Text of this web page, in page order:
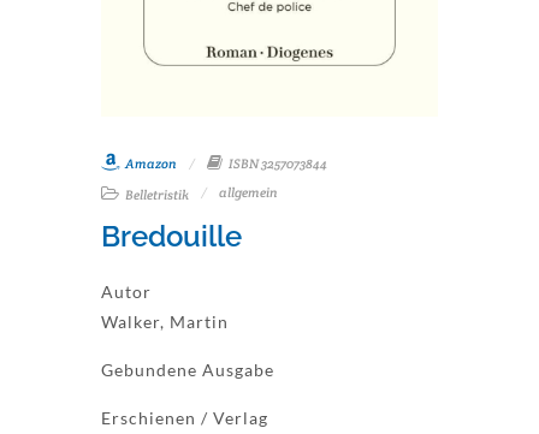
Amazon
ISBN 3257073844
Belletristik
allgemein
Bredouille
Autor
Walker, Martin
Gebundene Ausgabe
Erschienen / Verlag